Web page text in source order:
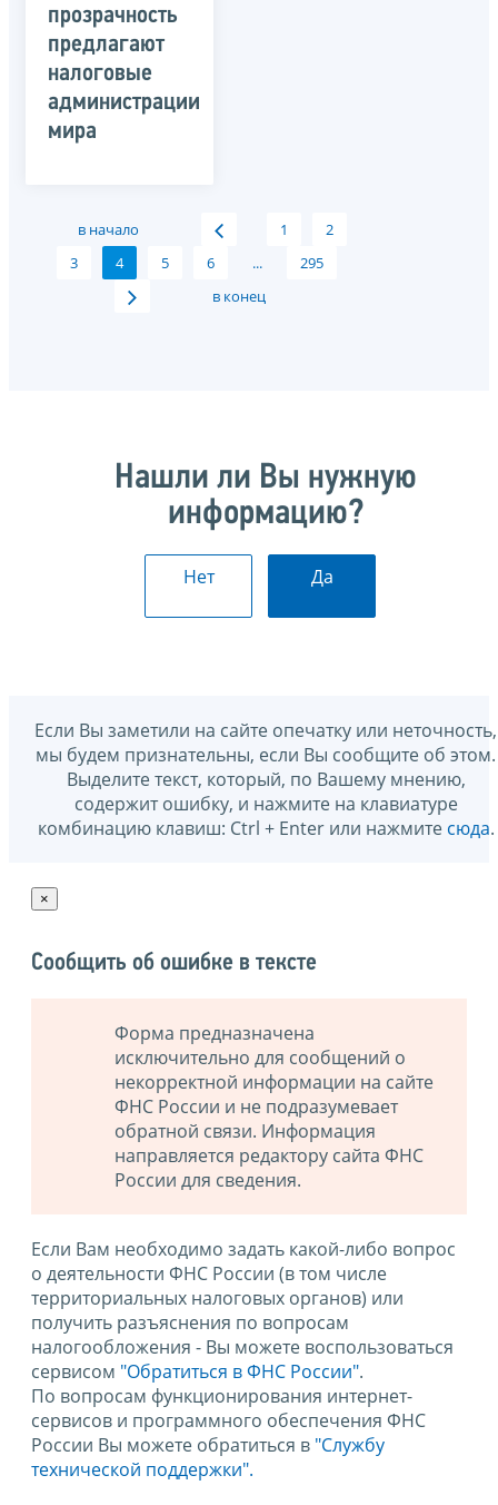
прозрачность
предлагают
налоговые
администрации
мира
в начало 1
2
3
4 5 6 ...
295
в конец
Нашли ли Вы нужную
информацию?
Нет Да
Если Вы заметили на сайте опечатку или неточность,
мы будем признательны, если Вы сообщите об этом.
Выделите текст, который, по Вашему мнению,
содержит ошибку, и нажмите на клавиатуре
комбинацию клавиш: Ctrl + Enter или нажмите сюда.
×
Сообщить об ошибке в тексте
Форма предназначена
исключительно для сообщений о
некорректной информации на сайте
ФНС России и не подразумевает
обратной связи. Информация
направляется редактору сайта ФНС
России для сведения.
Если Вам необходимо задать какой-либо вопрос
о деятельности ФНС России (в том числе
территориальных налоговых органов) или
получить разъяснения по вопросам
налогообложения - Вы можете воспользоваться
сервисом "Обратиться в ФНС России".
По вопросам функционирования интернет-
сервисов и программного обеспечения ФНС
России Вы можете обратиться в "Службу
технической поддержки".